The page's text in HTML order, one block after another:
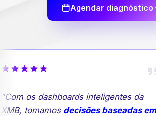
Agendar diagnóstico
os dashboards inteligentes da
tomamosdecisões baseadas em